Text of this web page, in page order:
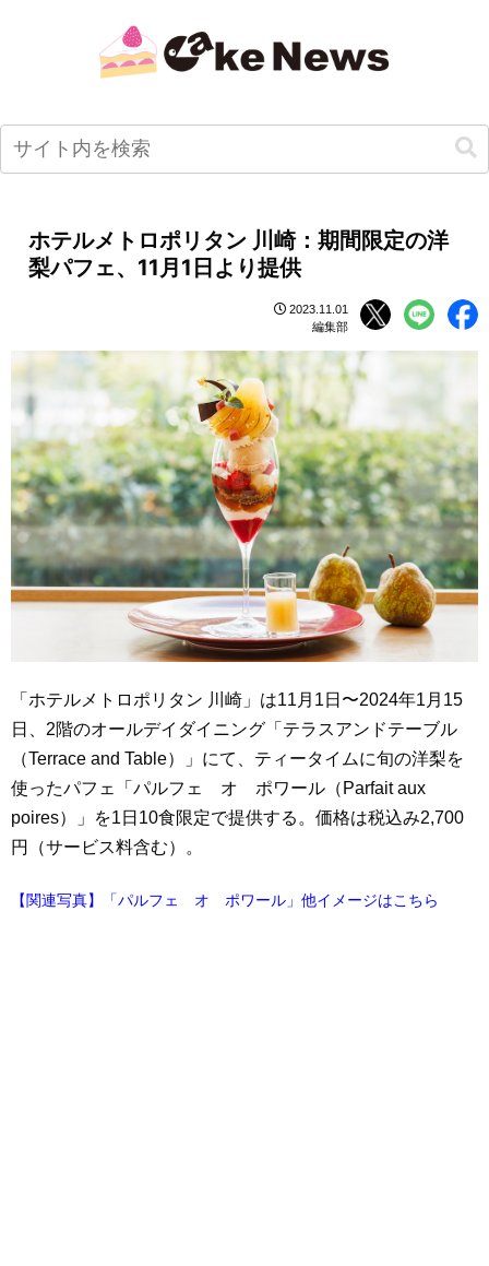
ホテルメトロポリタン 川崎：期間限定の洋
梨パフェ、11月1日より提供
2023.11.01
編集部
「ホテルメトロポリタン 川崎」は11月1日〜2024年1月15
日、2階のオールデイダイニング「テラスアンドテーブル
（Terrace and Table）」にて、ティータイムに旬の洋梨を
使ったパフェ「パルフェ オ ポワール（Parfait aux
poires）」を1日10食限定で提供する。価格は税込み2,700
円（サービス料含む）。
【関連写真】「パルフェ オ ポワール」他イメージはこちら